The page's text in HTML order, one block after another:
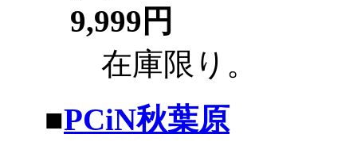
9,999円
在庫限り。
■PCiN秋葉原